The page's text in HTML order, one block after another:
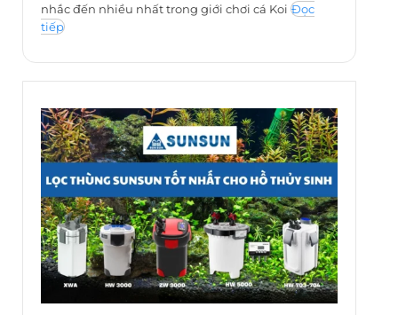
nhắc đến nhiều nhất trong giới chơi cá Koi Đọc
tiếp